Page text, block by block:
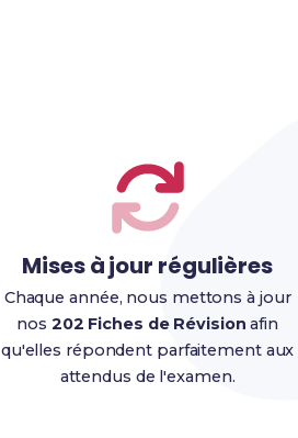
Mises à jour régulières
Chaque année, nous mettons à jour
nos 202 Fiches de Révision afin
qu'elles répondent parfaitement aux
attendus de l'examen.